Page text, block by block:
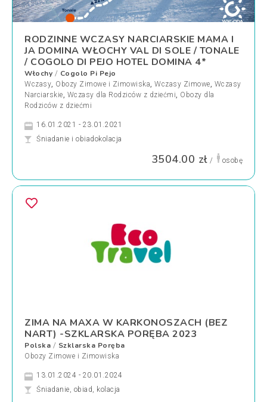
RODZINNE WCZASY NARCIARSKIE MAMA I
JA DOMINA WŁOCHY VAL DI SOLE / TONALE
/ COGOLO DI PEJO HOTEL DOMINA 4*
Włochy / Cogolo Pi Pejo
Wczasy, Obozy Zimowe i Zimowiska, Wczasy Zimowe, Wczasy
Narciarskie, Wczasy dla Rodziców z dziećmi, Obozy dla
Rodziców z dziećmi
16.01.2021 - 23.01.2021
Śniadanie i obiadokolacja
3504.00 zł / osobę
ZIMA NA MAXA W KARKONOSZACH (BEZ
NART) -SZKLARSKA PORĘBA 2023
Polska / Szklarska Poręba
Obozy Zimowe i Zimowiska
13.01.2024 - 20.01.2024
Śniadanie, obiad, kolacja